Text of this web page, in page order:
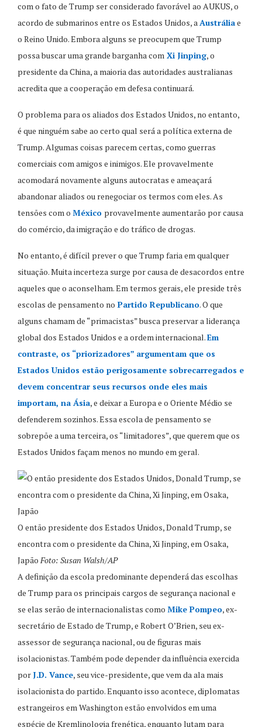
com o fato de Trump ser considerado favorável ao AUKUS, o
acordo de submarinos entre os Estados Unidos, aAustráliae
o Reino Unido. Embora alguns se preocupem que Trump
possa buscar uma grande barganha com Xi Jinping, o
presidente da China, a maioria das autoridades australianas
acredita que a cooperação em defesa continuará.
O problema para os aliados dos Estados Unidos, no entanto,
é que ninguém sabe ao certo qual será a política externa de
Trump. Algumas coisas parecem certas, como guerras
comerciais com amigos e inimigos. Ele provavelmente
acomodará novamente alguns autocratas e ameaçará
abandonar aliados ou renegociar os termos com eles. As
tensões com o México provavelmente aumentarão por causa
do comércio, da imigração e do tráfico de drogas.
No entanto, é difícil prever o que Trump faria em qualquer
situação. Muita incerteza surge por causa de desacordos entre
aqueles que o aconselham. Em termos gerais, ele preside três
escolas de pensamento no Partido Republicano. O que
alguns chamam de “primacistas” busca preservar a liderança
global dos Estados Unidos e a ordem internacional.Em
contraste, os “priorizadores” argumentam que os
Estados Unidos estão perigosamente sobrecarregados e
devem concentrar seus recursos onde eles mais
importam, na Ásia, e deixar a Europa e o Oriente Médio se
defenderem sozinhos. Essa escola de pensamento se
sobrepõe a uma terceira, os “limitadores”, que querem que os
Estados Unidos façam menos no mundo em geral.
O então presidente dos Estados Unidos, Donald Trump, se
encontra com o presidente da China, Xi Jinping, em Osaka,
Japão Foto: Susan Walsh/AP
A definição da escola predominante dependerá das escolhas
de Trump para os principais cargos de segurança nacional e
se elas serão de internacionalistas como Mike Pompeo, ex-
secretário de Estado de Trump, e Robert O’Brien, seu ex-
assessor de segurança nacional, ou de figuras mais
isolacionistas. Também pode depender da influência exercida
por J.D. Vance, seu vice-presidente, que vem da ala mais
isolacionista do partido. Enquanto isso acontece, diplomatas
estrangeiros em Washington estão envolvidos em uma
espécie de Kremlinologia frenética, enquanto lutam para